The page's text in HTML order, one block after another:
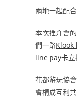
兩地一起配
本次推介會
們一路Klook
line pay卡立
花都游玩協
會構成互利